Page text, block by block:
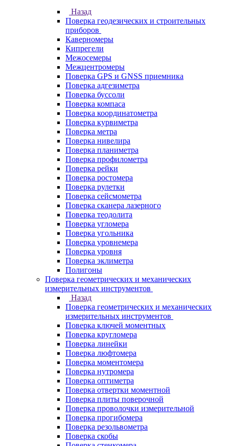
Назад
Поверка геодезических и строительных
приборов
Каверномеры
Кипрегели
Межосемеры
Межцентромеры
Поверка GPS и GNSS приемника
Поверка адгезиметра
Поверка буссоли
Поверка компаса
Поверка координатометра
Поверка курвиметра
Поверка метра
Поверка нивелира
Поверка планиметра
Поверка профилометра
Поверка рейки
Поверка ростомера
Поверка рулетки
Поверка сейсмометра
Поверка сканера лазерного
Поверка теодолита
Поверка угломера
Поверка угольника
Поверка уровнемера
Поверка уровня
Поверка эклиметра
Полигоны
Поверка геометрических и механических
измерительных инструментов
Назад
Поверка геометрических и механических
измерительных инструментов
Поверка ключей моментных
Поверка кругломера
Поверка линейки
Поверка люфтомера
Поверка моментомера
Поверка нутромера
Поверка оптиметра
Поверка отвертки моментной
Поверка плиты поверочной
Поверка проволочки измерительной
Поверка прогибомера
Поверка резольвометра
Поверка скобы